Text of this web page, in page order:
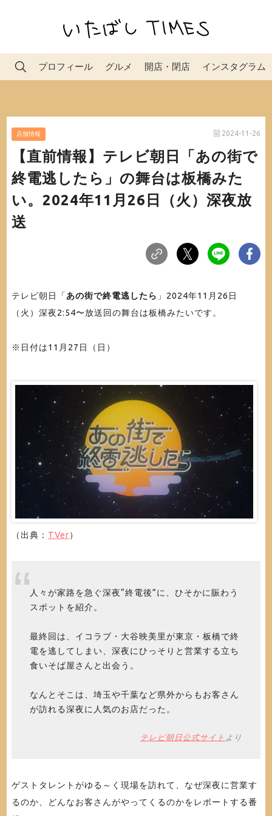
プロフィール グルメ 開店・閉店 インスタグラム
店舗情報 2024-11-26
【直前情報】テレビ朝日「あの街で
終電逃したら」の舞台は板橋みた
い。2024年11月26日（火）深夜放
送
テレビ朝日「 あの街で終電逃したら 」2024年11月26日
（火）深夜2:54〜放送回の舞台は板橋みたいです。
※日付は11月27日（日）
（出典： TVer）
人々が家路を急ぐ深夜“終電後”に、ひそかに賑わう
スポットを紹介。
最終回は、イコラブ・大谷映美里が東京・板橋で終
電を逃してしまい、深夜にひっそりと営業する立ち
食いそば屋さんと出会う。
なんとそこは、埼玉や千葉など県外からもお客さん
が訪れる深夜に人気のお店だった。
テレビ朝日公式サイト より
ゲストタレントがゆる～く現場を訪れて、なぜ深夜に営業す
るのか、どんなお客さんがやってくるのかをレポートする番